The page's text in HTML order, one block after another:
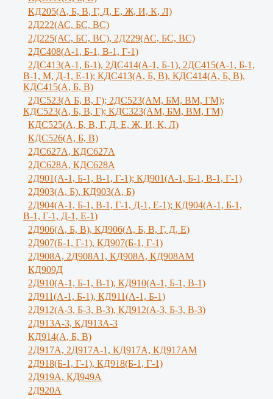
КД205(А, Б, В, Г, Д, Е, Ж, И, К, Л)
2Д222(АС, БС, ВС)
2Д225(АС, БС, ВС), 2Д229(АС, БС, ВС)
2ДС408(А-1, Б-1, В-1, Г-1)
2ДС413(А-1, Б-1), 2ДС414(А-1, Б-1), 2ДС415(А-1, Б-1,
В-1, М, Д-1, Е-1); КДС413(А, Б, В), КДС414(А, Б, В),
КДС415(А, Б, В)
2ДС523(А Б, В, Г); 2ДС523(АМ, БМ, ВМ, ГМ);
КДС523(А, Б, В, Г); КДС323(АМ, БМ, ВМ, ГМ)
КДС525(А, Б, В, Г, Д, Е, Ж, И, К, Л)
КДС526(А, Б, В)
2ДС627А, КДС627А
2ДС628А, КДС628А
2Д901(А-1, Б-1, В-1, Г-1); КД901(А-1, Б-1, В-1, Г-1)
2Д903(А, Б), КД903(А, Б)
2Д904(А-1, Б-1, В-1, Г-1, Д-1, Е-1); КД904(А-1, Б-1,
В-1, Г-1, Д-1, Е-1)
2Д906(А, Б, В), КД906(А, Б, В, Г, Д, Е)
2Д907(Б-1, Г-1), КД907(Б-1, Г-1)
2Д908А, 2Д908А1, КД908А, КД908АМ
КД909Д
2Д910(А-1, Б-1, В-1), КД910(А-1, Б-1, В-1)
2Д911(А-1, Б-1), КД911(А-1, Б-1)
2Д912(А-3, Б-3, В-3), КД912(А-3, Б-3, В-3)
2Д913А-3, КД913А-3
КД914(А, Б, В)
2Д917А, 2Д917A-1, КД917А, КД917АМ
2Д918(Б-1, Г-1), КД918(Б-1, Г-1)
2Д919А, КД949А
2Д920А